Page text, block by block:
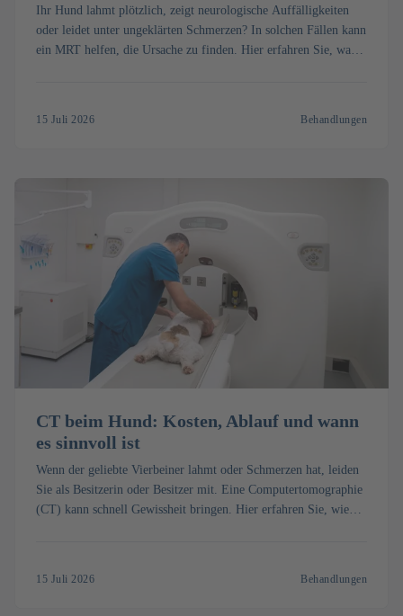
Ihr Hund lahmt plötzlich, zeigt neurologische Auffälligkeiten
oder leidet unter ungeklärten Schmerzen? In solchen Fällen kann
ein MRT helfen, die Ursache zu finden. Hier erfahren Sie, was
15 Juli 2026 Behandlungen
CT beim Hund: Kosten, Ablauf und wann
es sinnvoll ist
Wenn der geliebte Vierbeiner lahmt oder Schmerzen hat, leiden
Sie als Besitzerin oder Besitzer mit. Eine Computertomographie
(CT) kann schnell Gewissheit bringen. Hier erfahren Sie, wie
15 Juli 2026 Behandlungen